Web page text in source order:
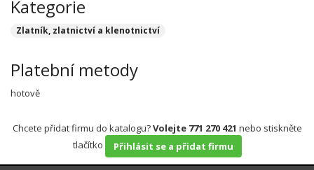
Kategorie
Zlatník, zlatnictví a klenotnictví
Platební metody
hotově
Chcete přidat firmu do katalogu?Volejte 771 270 421 nebo stiskněte
tlačítko
Přihlásit se a přidat firmu